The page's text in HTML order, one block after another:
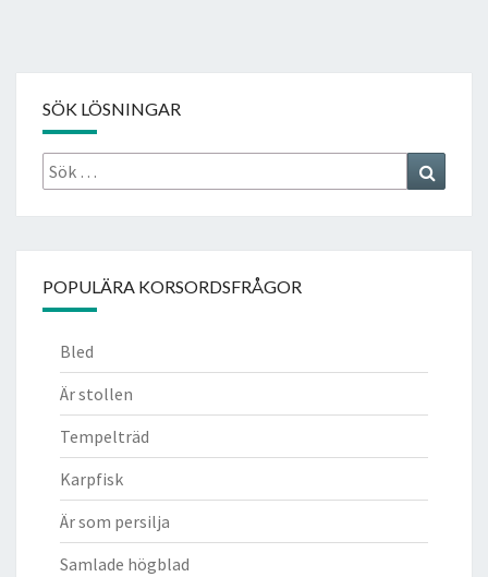
SÖK LÖSNINGAR
Sök
efter:
POPULÄRA KORSORDSFRÅGOR
Bled
Är stollen
Tempelträd
Karpfisk
Är som persilja
Samlade högblad